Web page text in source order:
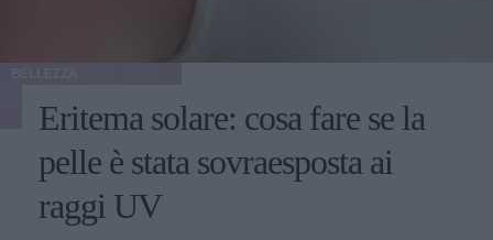
Eritema solare: cosa fare se la
pelle è stata sovraesposta ai
raggi UV